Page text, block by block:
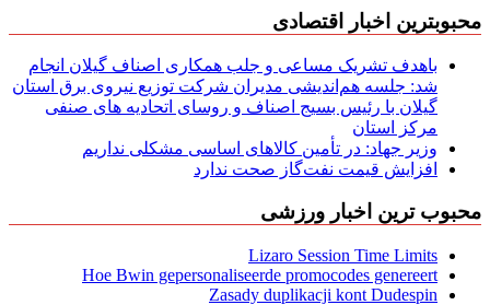
محبوبترین اخبار اقتصادی
باهدف تشریک مساعی و جلب همکاری اصناف گیلان انجام
شد: جلسه هم‌اندیشی مدیران شركت توزیع نیروی برق استان
گیلان با رئیس بسیج اصناف و روسای اتحادیه های صنفی
مركز استان
وزیر جهاد: در تأمین کالاهای اساسی مشکلی نداریم
افزایش قیمت نفت‌گاز صحت ندارد
محبوب ترین اخبار ورزشی
Lizaro Session Time Limits
Hoe Bwin gepersonaliseerde promocodes genereert
Zasady duplikacji kont Dudespin